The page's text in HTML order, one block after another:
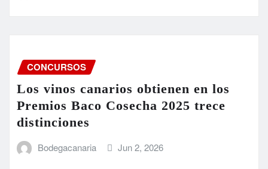
CONCURSOS
Los vinos canarios obtienen en los
Premios Baco Cosecha 2025 trece
distinciones
Bodegacanaria Jun 2, 2026